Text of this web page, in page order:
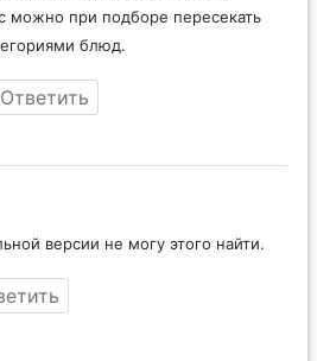
можно при подборе пересекать
блюд.
Ответить
версии не могу этого найти.